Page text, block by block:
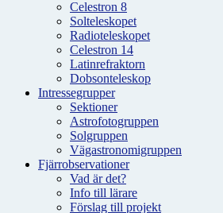
Celestron 8
Solteleskopet
Radioteleskopet
Celestron 14
Latinrefraktorn
Dobsonteleskop
Intressegrupper
Sektioner
Astrofotogruppen
Solgruppen
Vägastronomigruppen
Fjärrobservationer
Vad är det?
Info till lärare
Förslag till projekt